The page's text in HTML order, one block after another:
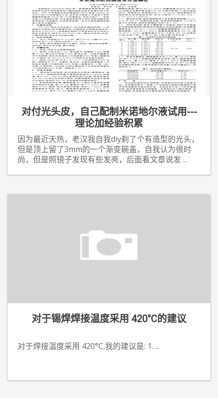
对付光头皮，自己配制米诺地尔液试用---
理论加经验积累
因为最近天热，老汉我自我diy剃了个有造型的光头，
但是顶上留了3mm的一个渐变碗盖，自我认为很时
尚，但是照镜子发现有些发亮，后面看文章说发 ...
对于锡焊焊接温度采用 420°C的建议
对于焊接温度采用 420°C,我的建议是: 1. ...